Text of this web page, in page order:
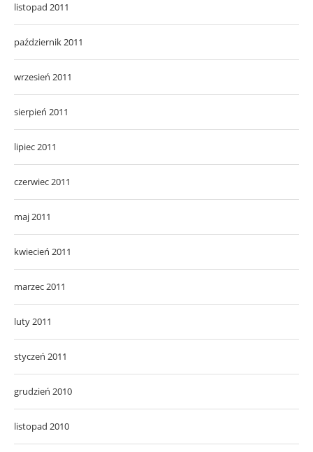
listopad 2011
październik 2011
wrzesień 2011
sierpień 2011
lipiec 2011
czerwiec 2011
maj 2011
kwiecień 2011
marzec 2011
luty 2011
styczeń 2011
grudzień 2010
listopad 2010